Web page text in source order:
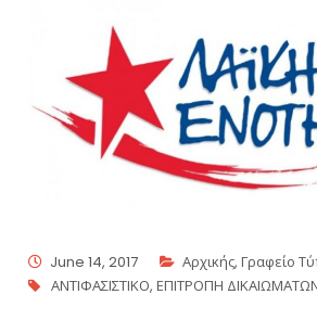
June 14, 2017 Αρχικής,Γραφείο
ΑΝΤΙΦΑΣΙΣΤΙΚΟ,ΕΠΙΤΡΟΠΗ